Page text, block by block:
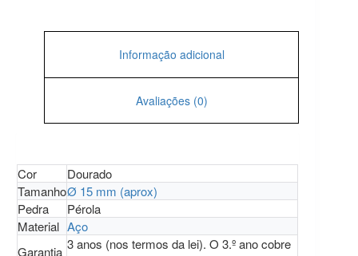
Informação adicional
Avaliações (0)
Cor
Dourado
TamanhoØ 15 mm (aprox)
Pedra
Pérola
Material Aço
Garantia 3 anos (nos termos da lei). O 3.º ano cobre